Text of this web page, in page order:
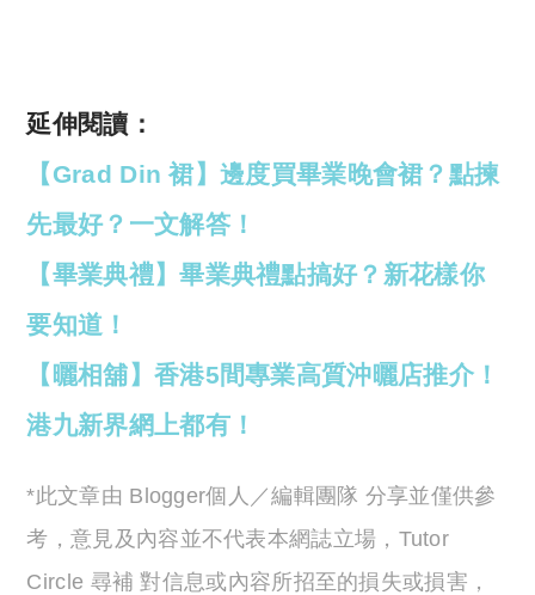
延伸閱讀：
【Grad Din 裙】邊度買畢業晚會裙？點揀
先最好？一文解答！
【畢業典禮】畢業典禮點搞好？新花樣你
要知道！
【曬相舖】香港5間專業高質沖曬店推介！
港九新界網上都有！
*此文章由 Blogger個人／編輯團隊 分享並僅供參
考，意見及內容並不代表本網誌立場，Tutor
Circle 尋補 對信息或內容所招至的損失或損害，